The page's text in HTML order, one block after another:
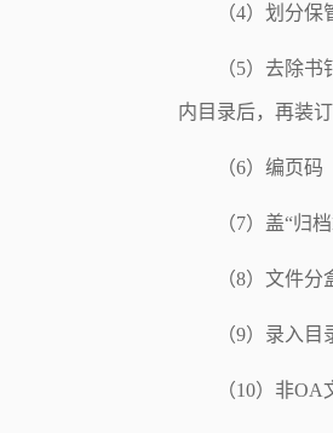
（4）划分
（5）去除
内目录后，再装
（6）编页
（7）盖“归
（8）文件
（9）录入目
（10）非